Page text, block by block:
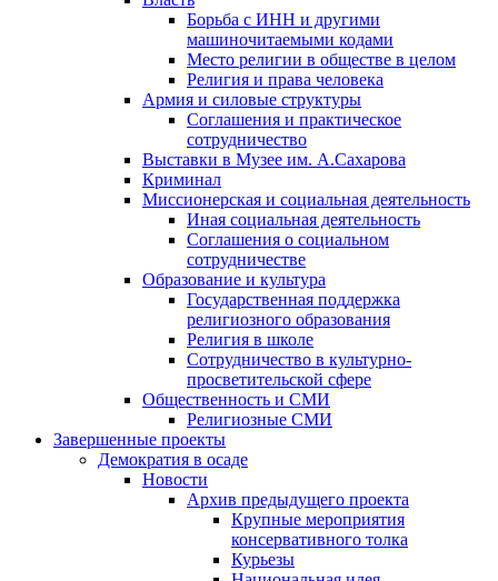
Борьба с ИНН и другими
машиночитаемыми кодами
Место религии в обществе в целом
Религия и права человека
Армия и силовые структуры
Соглашения и практическое
сотрудничество
Выставки в Музее им. А.Сахарова
Криминал
Миссионерская и социальная деятельность
Иная социальная деятельность
Соглашения о социальном
сотрудничестве
Образование и культура
Государственная поддержка
религиозного образования
Религия в школе
Сотрудничество в культурно-
просветительской сфере
Общественность и СМИ
Религиозные СМИ
Завершенные проекты
Демократия в осаде
Новости
Архив предыдущего проекта
Крупные мероприятия
консервативного толка
Курьезы